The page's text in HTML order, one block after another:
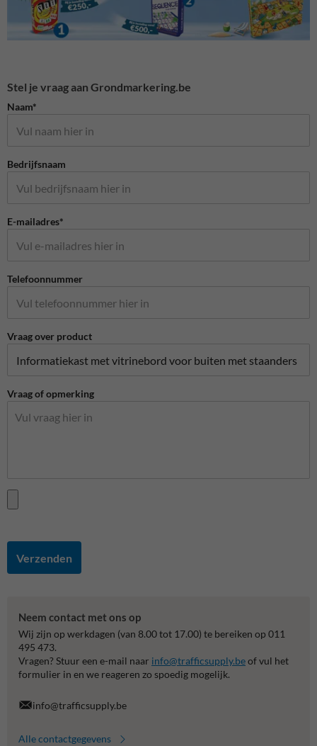
Stel je vraag aan Grondmarkering.be
Naam*
Bedrijfsnaam
E-mailadres*
Telefoonnummer
Vraag over product
Vraag of opmerking
Verzenden
Neem contact met ons op
Wij zijn op werkdagen (van 8.00 tot 17.00) te bereiken op 011
495 473.
Vragen? Stuur een e-mail naar info@trafficsupply.beof vul het
formulier in en we reageren zo spoedig mogelijk.
info@trafficsupply.be
Alle contactgegevens